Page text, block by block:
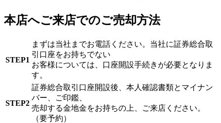
本店へご来店でのご売却方法
STEP1
まずは当社までお電話ください。当社に証券総合取
引口座をお持ちでない
お客様については、口座開設手続きが必要となりま
す。
STEP2
証券総合取引口座開設後、本人確認書類とマイナン
バー、ご印鑑、
売却する金地金をお持ちの上、ご来店ください。
（要予約）